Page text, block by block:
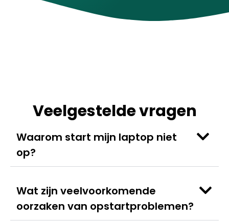
Veelgestelde vragen
Waarom start mijn laptop niet
op?
Wat zijn veelvoorkomende
oorzaken van opstartproblemen?